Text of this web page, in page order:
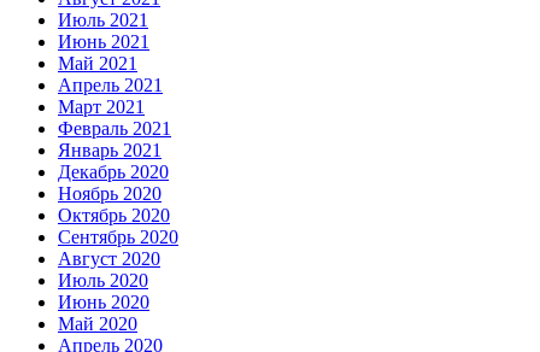
Июль 2021
Июнь 2021
Май 2021
Апрель 2021
Март 2021
Февраль 2021
Январь 2021
Декабрь 2020
Ноябрь 2020
Октябрь 2020
Сентябрь 2020
Август 2020
Июль 2020
Июнь 2020
Май 2020
Апрель 2020